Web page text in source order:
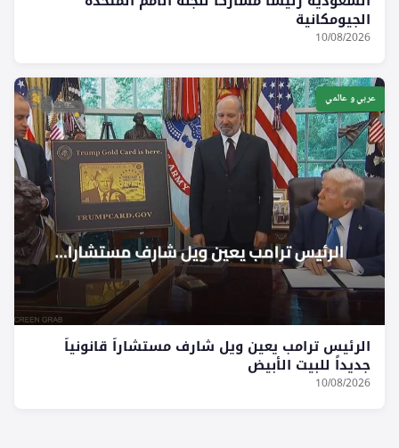
الجيومكانية
10/08/2026
عربي و عالمي
الرئيس ترامب يعين ويل شارف مستشاراً قانونياً
جديداً للبيت الأبيض
10/08/2026